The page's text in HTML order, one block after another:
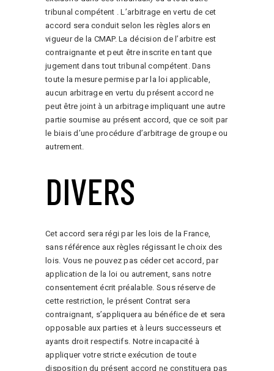
tribunal compétent . L’arbitrage en vertu de cet
accord sera conduit selon les règles alors en
vigueur de la CMAP. La décision de l’arbitre est
contraignante et peut être inscrite en tant que
jugement dans tout tribunal compétent. Dans
toute la mesure permise par la loi applicable,
aucun arbitrage en vertu du présent accord ne
peut être joint à un arbitrage impliquant une autre
partie soumise au présent accord, que ce soit par
le biais d’une procédure d’arbitrage de groupe ou
autrement.
DIVERS
Cet accord sera régi par les lois de la France,
sans référence aux règles régissant le choix des
lois. Vous ne pouvez pas céder cet accord, par
application de la loi ou autrement, sans notre
consentement écrit préalable. Sous réserve de
cette restriction, le présent Contrat sera
contraignant, s’appliquera au bénéfice de et sera
opposable aux parties et à leurs successeurs et
ayants droit respectifs. Notre incapacité à
appliquer votre stricte exécution de toute
disposition du présent accord ne constituera pas